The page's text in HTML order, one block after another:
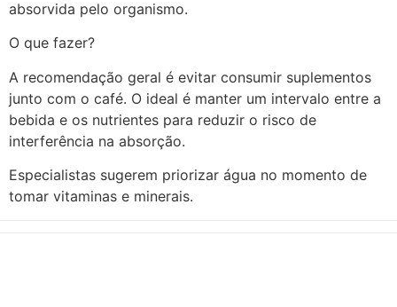
absorvida pelo organismo.
O que fazer?
A recomendação geral é evitar consumir suplementos
junto com o café. O ideal é manter um intervalo entre a
bebida e os nutrientes para reduzir o risco de
interferência na absorção.
Especialistas sugerem priorizar água no momento de
tomar vitaminas e minerais.